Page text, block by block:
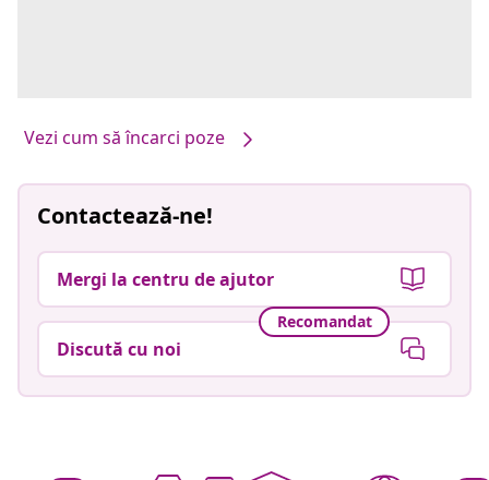
Vezi cum să încarci poze
Contactează-ne!
Mergi la centru de ajutor
Recomandat
Discută cu noi